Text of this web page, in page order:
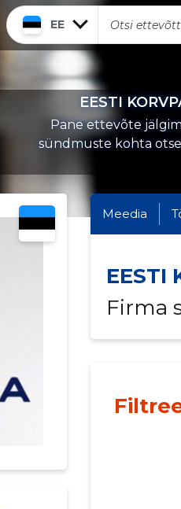
EE
EESTI
Pane ettevõte
sündmuste kohta otse
Meedia
EESTI
Firma